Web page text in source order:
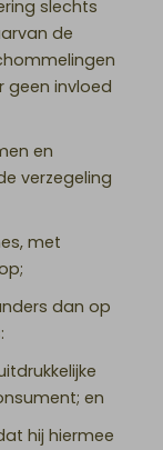
slechts
de
geen invloed
en
verzegeling
met
dan op
en
hij hiermee